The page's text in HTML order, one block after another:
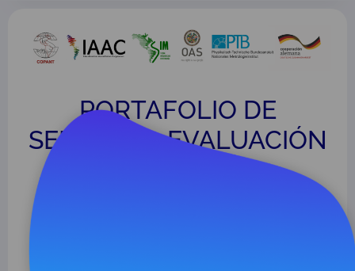
PORTAFOLIO DE
SERVICIOS: EVALUACIÓN